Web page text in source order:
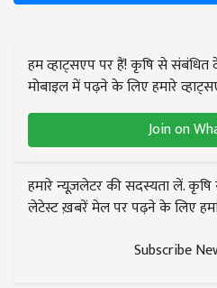
हम व्हाट्सएप पर हैं! कृषि से
मोबाइल में पढ़ने के लिए हमारे
Join on
हमारे न्यूज़लेटर की सदस्यता लें.
लेटेस्ट ख़बरें मेल पर पढ़ने के लिए
Subscribe